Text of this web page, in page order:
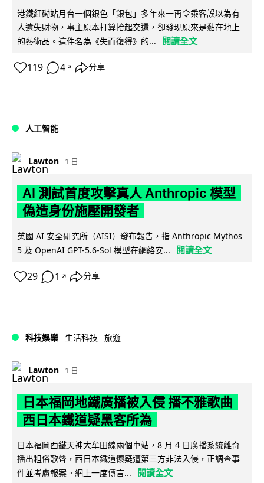
港鐵紅磡站月台一個銀色「銀包」多年來一再令乘客誤以為有
人遺失財物，事主原本打算拾起交還，卻發現原來是黏在地上
的藝術品。這件名為《失而復得》的...
閱讀全文
119 4 ↗ 分享
人工智能
Lawton 1 日
AI 測試首度攻擊真人 Anthropic 模型
偽造身份施壓開發者
英國 AI 安全研究所（AISI）發布報告，指 Anthropic Mythos
5 及 OpenAI GPT-5.6-Sol 模型在網絡安...
閱讀全文
29 1 ↗ 分享
科技娛樂 生活科技 旅遊
Lawton 1 日
日本福岡地鐵廣播被入侵 播不雅歌曲
西日本鐵道疑黑客所為
日本福岡西鐵天神大牟田線兩個車站，8 月 4 日廣播系統離奇
播出粗俗歌聲，西日本鐵道懷疑遭第三方非法入侵，正調查事
件並考慮報案。網上一度傳言...
閱讀全文